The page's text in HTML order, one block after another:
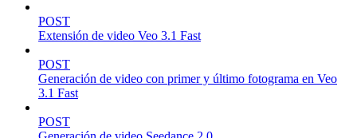
POST
Extensión de video Veo 3.1 Fast
POST
Generación de video con primer y último fotograma en Veo
3.1 Fast
POST